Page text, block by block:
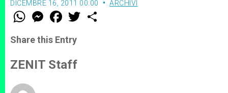
DICEMBRE 16, 2011 00:00 ARCHIVI
W
t
s
p
p
M
e
s
e
g
e
F
a
e
b
o
k
w
Share this Entry
ZENIT Staff